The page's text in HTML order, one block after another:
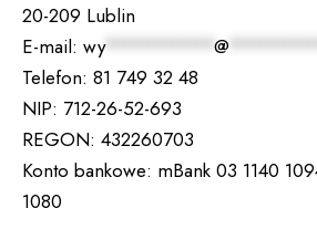
20-209 Lublin
E-mail: wy*********@
Telefon: 81 749 32 48
NIP: 712-26-52-693
REGON: 432260703
Konto bankowe: mBank 03 1140
1080